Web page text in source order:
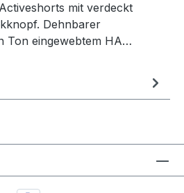
mit verdeckt
Dehnbarer
Ton eingewebtem HA…